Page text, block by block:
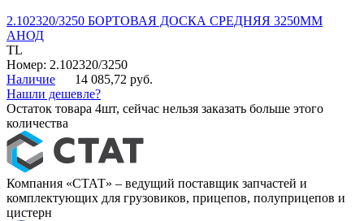
2.102320/3250 БОРТОВАЯ ДОСКА СРЕДНЯЯ 3250ММ
АНОД
TL
Номер: 2.102320/3250
Наличие
14 085,72 руб.
Нашли дешевле?
Остаток товара 4шт, сейчас нельзя заказать больше этого
количества
Компания «СТАТ» – ведущий поставщик запчастей и
комплектующих для грузовиков, прицепов, полуприцепов и
цистерн